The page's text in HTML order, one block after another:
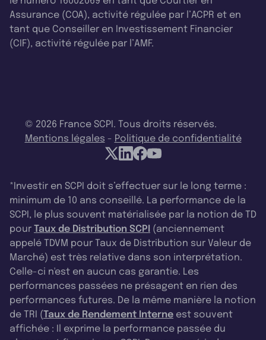
Assurance (COA), activité régulée par l’ACPR et en
tant que Conseiller en Investissement Financier
(CIF), activité régulée par l’AMF.
© 2026 France SCPI. Tous droits réservés.
Mentions légales - Politique de confidentialité
*Investir en SCPI doit s’effectuer sur le long terme :
minimum de 10 ans conseillé. La performance de la
SCPI, le plus souvent matérialisée par la notion de TD
pour Taux de Distribution SCPI (anciennement
appelé TDVM pour Taux de Distribution sur Valeur de
Marché) est très relative dans son interprétation.
Celle-ci n'est en aucun cas garantie. Les
performances passées ne présagent en rien des
performances futures. De la même manière la notion
de TRI (Taux de Rendement Interne est souvent
affichée : Il exprime la performance passée du